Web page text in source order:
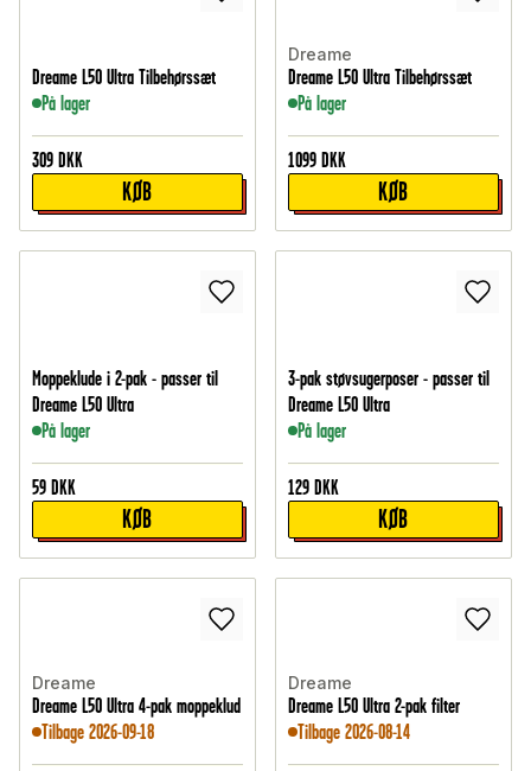
Dreame L50 Ultra Tilbehørssæt
På lager
309 DKK
KØB
Dreame
Dreame L50 Ultra Tilbehørssæt
På lager
1099 DKK
KØB
Moppeklude i 2-pak - passer til
Dreame L50 Ultra
På lager
59 DKK
KØB
3-pak støvsugerposer - passer til
Dreame L50 Ultra
På lager
129 DKK
KØB
Dreame
Dreame L50 Ultra 4-pak moppeklud
Tilbage 2026-09-18
Dreame
Dreame L50 Ultra 2-pak filter
Tilbage 2026-08-14